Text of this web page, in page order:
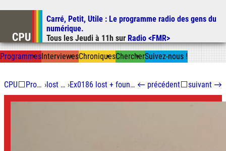
Aller au contenu
Aller à la recherche
Carré, Petit, Utile : Le programme radio des gens du
numérique.
Tous les Jeudi à 11h sur Radio <FMR>
ProgrammesInterviewesChroniquesChercherSuivez-nous !
CPU⬜ Programmes › lost and found › Ex0186 lost + found (volume 17, avant guerre) ← précédent⬜suivant→